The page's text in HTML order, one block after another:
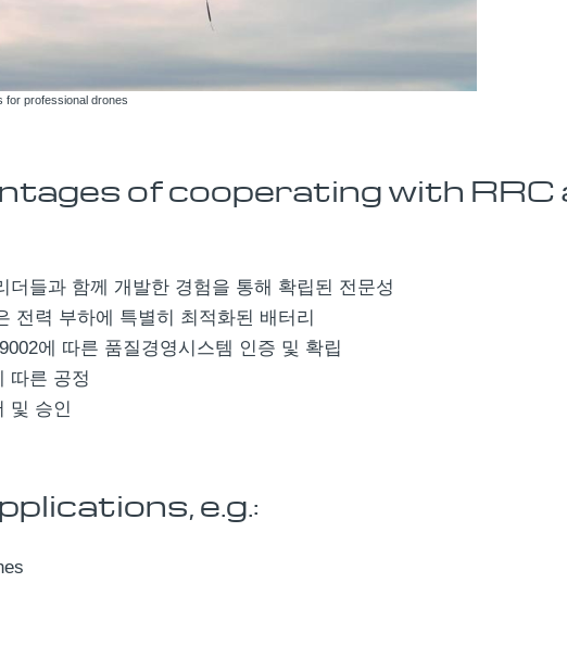
for professional drones
of cooperating with RRC
더들과 함께 개발한 경험을 통해 확립된 전문성
전력 부하에 특별히 최적화된 배터리
에 따른 품질경영시스템 인증 및 확립
따른 공정
및 승인
e.g.: